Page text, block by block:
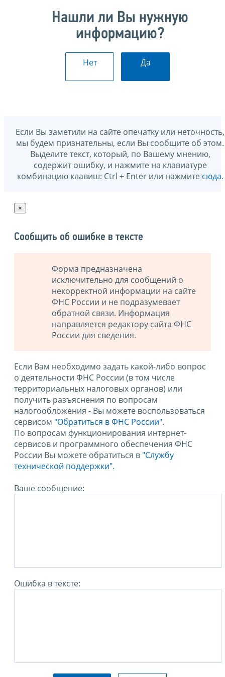
Нашли ли Вы нужную
информацию?
Нет Да
Если Вы заметили на сайте опечатку или неточность,
мы будем признательны, если Вы сообщите об этом.
Выделите текст, который, по Вашему мнению,
содержит ошибку, и нажмите на клавиатуре
комбинацию клавиш: Ctrl + Enter или нажмите сюда.
×
Сообщить об ошибке в тексте
Форма предназначена
исключительно для сообщений о
некорректной информации на сайте
ФНС России и не подразумевает
обратной связи. Информация
направляется редактору сайта ФНС
России для сведения.
Если Вам необходимо задать какой-либо вопрос
о деятельности ФНС России (в том числе
территориальных налоговых органов) или
получить разъяснения по вопросам
налогообложения - Вы можете воспользоваться
сервисом "Обратиться в ФНС России".
По вопросам функционирования интернет-
сервисов и программного обеспечения ФНС
России Вы можете обратиться в "Службу
технической поддержки".
Ваше сообщение:
Ошибка в тексте: